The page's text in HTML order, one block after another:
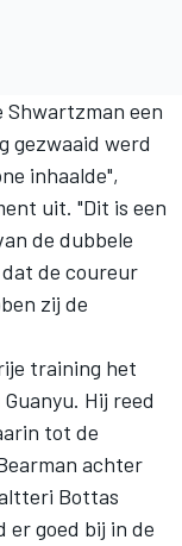
Shwartzman een
gezwaaid werd
inhaalde",
uit. "Dit is een
de dubbele
de coureur
zij de
training het
Hij reed
tot de
achter
Bottas
er goed bij in de